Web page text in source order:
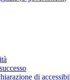
di